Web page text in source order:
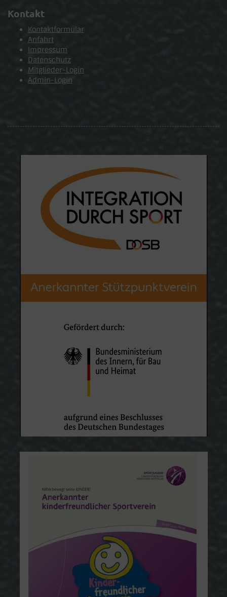
Kontakt
Kontaktformular
Anfahrt
Impressum
Datenschutz
Mitglieder-Login
Admin-Login